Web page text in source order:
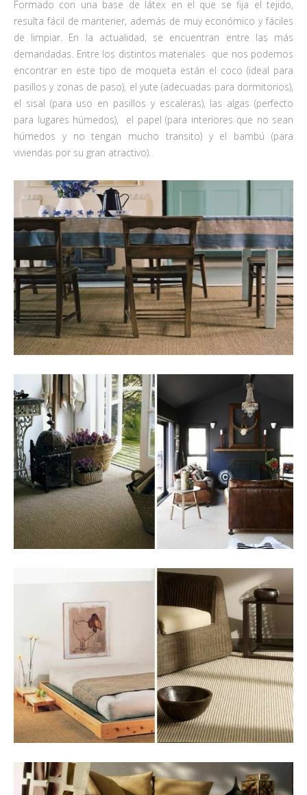
Formado con una base de látex en el que se fija el tejido,
resulta fácil de mantener, además de muy económico y fáciles
de limpiar. En la actualidad, se encuentran entre las más
demandadas. Entre los distintos materiales que nos podemos
encontrar en este tipo de moqueta están el coco (ideal para
pasillos y zonas de paso), el yute (adecuadas para dormitorios),
el sisal (para uso en pasillos y escaleras), las algas (perfecto
para lugares húmedos), el papel (para interiores que no sean
húmedos y no tengan mucho transito) y el bambú (para
viviendas por su gran atractivo).